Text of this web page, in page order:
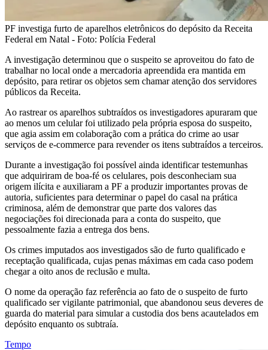
PF investiga furto de aparelhos eletrônicos do depósito da Receita
Federal em Natal - Foto: Polícia Federal
A investigação determinou que o suspeito se aproveitou do fato de
trabalhar no local onde a mercadoria apreendida era mantida em
depósito, para retirar os objetos sem chamar atenção dos servidores
públicos da Receita.
Ao rastrear os aparelhos subtraídos os investigadores apuraram que
ao menos um celular foi utilizado pela própria esposa do suspeito,
que agia assim em colaboração com a prática do crime ao usar
serviços de e-commerce para revender os itens subtraídos a terceiros.
Durante a investigação foi possível ainda identificar testemunhas
que adquiriram de boa-fé os celulares, pois desconheciam sua
origem ilícita e auxiliaram a PF a produzir importantes provas de
autoria, suficientes para determinar o papel do casal na prática
criminosa, além de demonstrar que parte dos valores das
negociações foi direcionada para a conta do suspeito, que
pessoalmente fazia a entrega dos bens.
Os crimes imputados aos investigados são de furto qualificado e
receptação qualificada, cujas penas máximas em cada caso podem
chegar a oito anos de reclusão e multa.
O nome da operação faz referência ao fato de o suspeito de furto
qualificado ser vigilante patrimonial, que abandonou seus deveres de
guarda do material para simular a custodia dos bens acautelados em
depósito enquanto os subtraía.
Tempo